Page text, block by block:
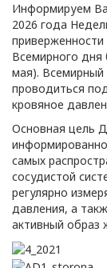
Информируем
2026 года
приверженности
Всемирного дня
мая). Всемирный
проводиться
кровяное
Основная цель
самых
сосудистой
регулярно
давления, а
активный образ